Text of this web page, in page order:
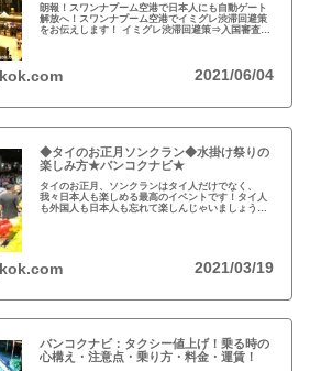
朗報！スワンナプーム空港で日本人にも自動ゲート
解放へ！スワンナプーム空港でイミグレ渋滞回避策
をお伝えします！ イミグレ渋滞回避策⇒入国審査場
2021/06/04
◆タイのお正月ソンクラン◆水掛け祭りの
楽しみ方★バンコクナビ★
タイのお正月、ソンクランはタイ人だけでなく、
我々日本人も楽しめる最高のイベントです！タイ人
も外国人も日本人も忘れて楽しんじゃいましょう！
2021/03/19
バンコクナビ：タクシー値上げ！乗る時の
心構え・注意点・乗り方・料金・運賃！